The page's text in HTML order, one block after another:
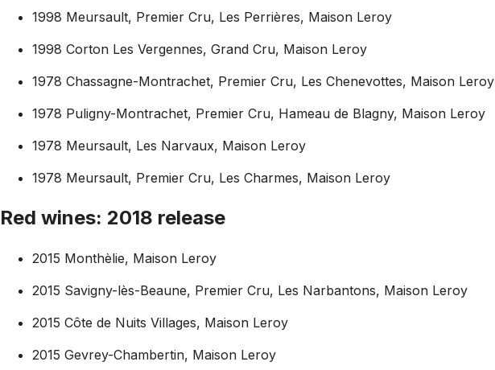
1998 Meursault, Premier Cru, Les Perrières, Maison Leroy
1998 Corton Les Vergennes, Grand Cru, Maison Leroy
1978 Chassagne-Montrachet, Premier Cru, Les Chenevottes, Maison Leroy
1978 Puligny-Montrachet, Premier Cru, Hameau de Blagny, Maison Leroy
1978 Meursault, Les Narvaux, Maison Leroy
1978 Meursault, Premier Cru, Les Charmes, Maison Leroy
Red wines: 2018 release
2015 Monthèlie, Maison Leroy
2015 Savigny-lès-Beaune, Premier Cru, Les Narbantons, Maison Leroy
2015 Côte de Nuits Villages, Maison Leroy
2015 Gevrey-Chambertin, Maison Leroy